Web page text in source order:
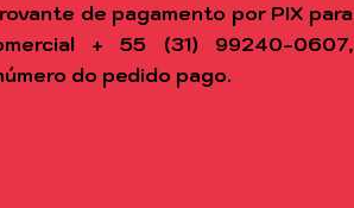
de pagamento por PIX para
+ 55 (31) 99240-0607,
do pedido pago.